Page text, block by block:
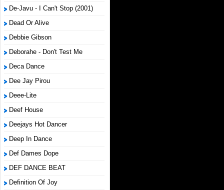
De-Javu - I Can't Stop (2001)
Dead Or Alive
Debbie Gibson
Deborahe - Don't Test Me
Deca Dance
Dee Jay Pirou
Deee-Lite
Deef House
Deejays Hot Dancer
Deep In Dance
Def Dames Dope
DEF DANCE BEAT
Definition Of Joy